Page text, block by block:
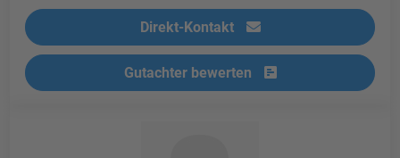
Direkt-Kontakt
Gutachter bewerten